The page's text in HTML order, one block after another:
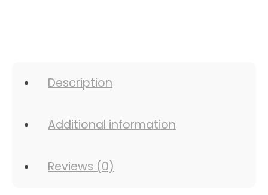
Description
Additional information
Reviews (0)